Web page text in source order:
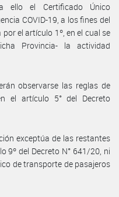
ello el Certificado Único
COVID-19, a los fines del
el artículo 1º, en el cual se
Provincia- la actividad
observarse las reglas de
el artículo 5° del Decreto
exceptúa de las restantes
9º del Decreto N° 641/20, ni
de transporte de pasajeros